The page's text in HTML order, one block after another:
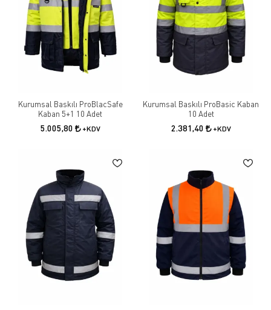
Kurumsal Baskılı ProBlacSafe
Kaban 5+1 10 Adet
5.005,80 +KDV
Kurumsal Baskılı ProBasic Kaban
10 Adet
2.381,40 +KDV